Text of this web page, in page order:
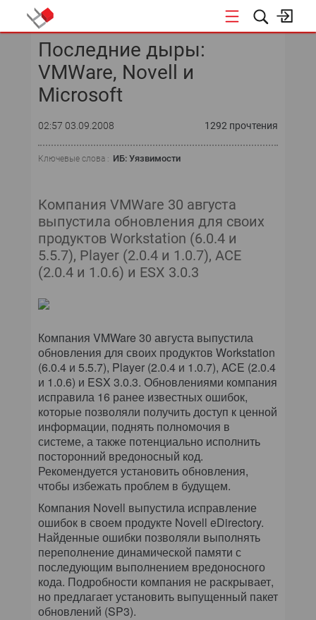
БЕЗОПАСНОСТЬ
АВТОМАТИЗАЦИЯ
ИТ В ЗДРАВООХРАНЕНИИ
ПАРТНЕРСКИЕ ПРОЕКТЫ
ИТ-КАЛЕНДАРЬ
АРХИВ ЖУРНАЛОВ
Последние дыры:
VMWare, Novell и
Microsoft
02:57 03.09.2008 1292 прочтения
Ключевые слова : ИБ: Уязвимости
Компания VMWare 30 августа
выпустила обновления для своих
продуктов Workstation (6.0.4 и
5.5.7), Player (2.0.4 и 1.0.7), ACE
(2.0.4 и 1.0.6) и ESX 3.0.3
Компания VMWare 30 августа выпустила
обновления для своих продуктов Workstation
(6.0.4 и 5.5.7), Player (2.0.4 и 1.0.7), ACE (2.0.4
и 1.0.6) и ESX 3.0.3. Обновлениями компания
исправила 16 ранее известных ошибок,
которые позволяли получить доступ к ценной
информации, поднять полномочия в
системе, а также потенциально исполнить
посторонний вредоносный код.
Рекомендуется установить обновления,
чтобы избежать проблем в будущем.
Компания Novell выпустила исправление
ошибок в своем продукте Novell eDirectory.
Найденные ошибки позволяли выполнять
переполнение динамической памяти с
последующим выполнением вредоносного
кода. Подробности компания не раскрывает,
но предлагает установить выпущенный пакет
обновлений (SP3).